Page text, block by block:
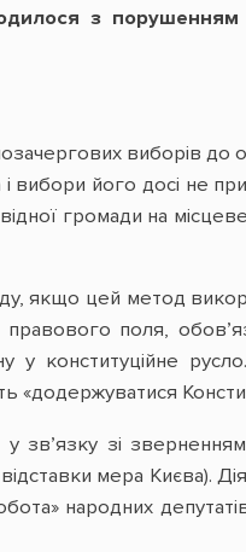
з
виборів до
і вибори його досі не
громади на
якщо цей метод
поля,
у конституційне
зв’язку зі
мера Києва).
народних